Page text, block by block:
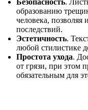
Безопасность.
образованию
человека, позволяя
последствий.
Эстетичность.
любой стилистике
Простота ухода.
от грязи, при этом
обязательным для